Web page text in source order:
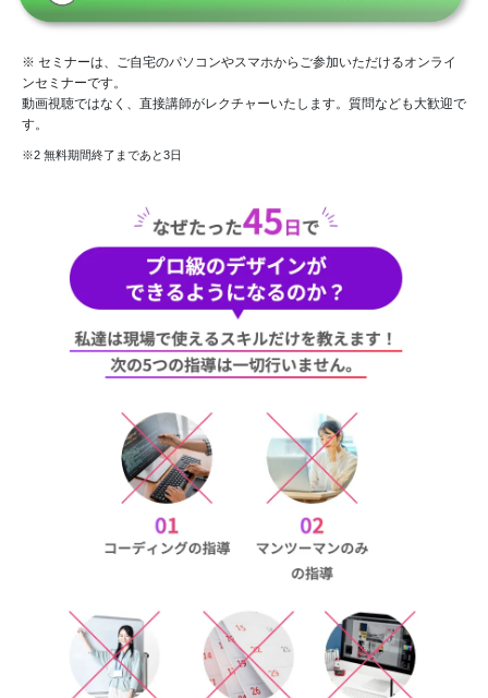
※ セミナーは、ご自宅のパソコンやスマホからご参加いただけるオンライ
ンセミナーです。
動画視聴ではなく、直接講師がレクチャーいたします。質問なども大歓迎で
す。
※2 無料期間終了まであと3日